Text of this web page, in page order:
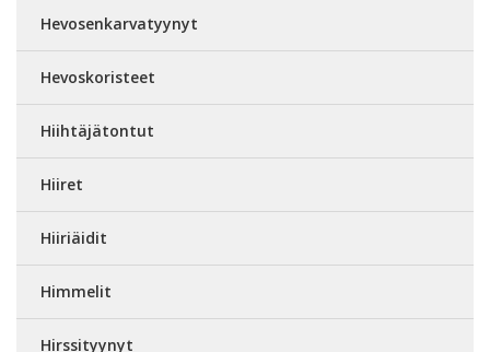
Hevosenkarvatyynyt
Hevoskoristeet
Hiihtäjätontut
Hiiret
Hiiriäidit
Himmelit
Hirssityynyt